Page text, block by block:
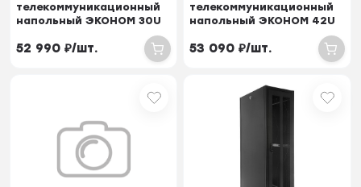
телекоммуникационный
напольный ЭКОНОМ 30U
стекло, двер...
52 990 ₽/шт.
телекоммуникационный
напольный ЭКОНОМ 42U
(600 × 600) дверь металл
2 шт.
53 090 ₽/шт.